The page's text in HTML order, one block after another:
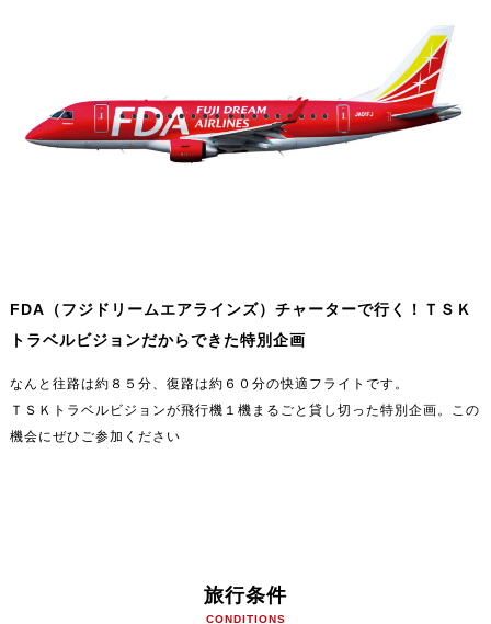
FDA（フジドリームエアラインズ）チャーターで行く！ＴＳＫ
トラベルビジョンだからできた特別企画
なんと往路は約８５分、復路は約６０分の快適フライトです。
ＴＳＫトラベルビジョンが飛行機１機まるごと貸し切った特別企画。この
機会にぜひご参加ください
旅行条件
CONDITIONS